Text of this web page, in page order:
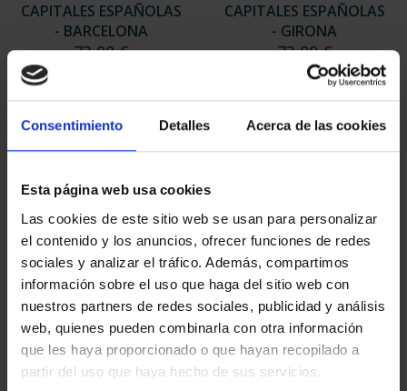
Consentimiento Detalles Acerca de las cookies
Esta página web usa cookies
Las cookies de este sitio web se usan para personalizar
el contenido y los anuncios, ofrecer funciones de redes
sociales y analizar el tráfico. Además, compartimos
información sobre el uso que haga del sitio web con
nuestros partners de redes sociales, publicidad y análisis
web, quienes pueden combinarla con otra información
que les haya proporcionado o que hayan recopilado a
partir del uso que haya hecho de sus servicios.
CAPITALES ESPAÑOLAS
- BARCELONA
73,00 €
CAPITALES ESPAÑOLAS
- GIRONA
73,00 €
CAPITALES ESPAÑOLAS
- LLEIDA
73,00 €
CAPITALES ESPAÑOLAS
- TARRAGONA
73,00 €